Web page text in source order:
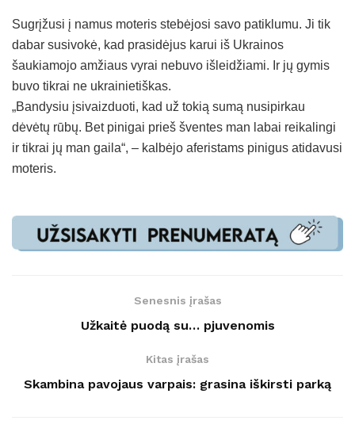
Sugrįžusi į namus moteris stebėjosi savo patiklumu. Ji tik
dabar susivokė, kad prasidėjus karui iš Ukrainos
šaukiamojo amžiaus vyrai nebuvo išleidžiami. Ir jų gymis
buvo tikrai ne ukrainietiškas.
„Bandysiu įsivaizduoti, kad už tokią sumą nusipirkau
dėvėtų rūbų. Bet pinigai prieš šventes man labai reikalingi
ir tikrai jų man gaila“, – kalbėjo aferistams pinigus atidavusi
moteris.
Senesnis įrašas
Užkaitė puodą su… pjuvenomis
Kitas įrašas
Skambina pavojaus varpais: grasina iškirsti parką